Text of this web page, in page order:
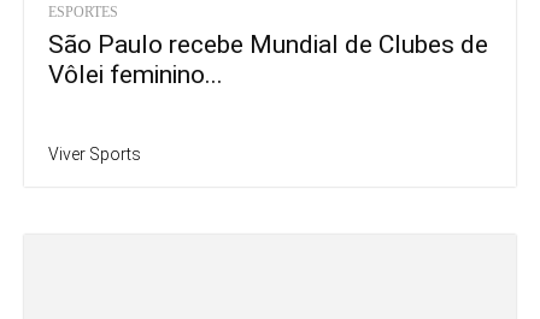
ESPORTES
São Paulo recebe Mundial de Clubes de
Vôlei feminino...
Viver Sports